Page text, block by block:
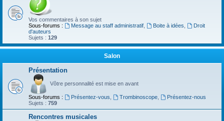
Vos commentaires à son sujet
Sous-forums :
Message au staff administratif, Boite à idées
Droit
d'auteurs
Sujets : 129
Salon
Présentation
Vôtre personnalité est mise en avant
Sous-forums : Présentez-vous Trombinoscope,
Présentez-nous
Sujets : 759
Rencontres musicales